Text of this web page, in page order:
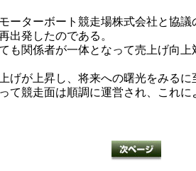
ターボート競走場株式会社と協議
出発したのである。
関係者が一体となって売上げ向
が上昇し、将来への曙光をみるに
競走面は順調に運営され、これ